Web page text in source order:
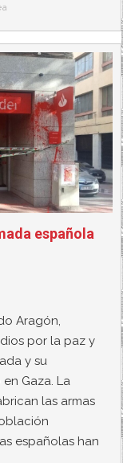
española
Aragón,
por la paz y
y su
Gaza. La
las armas
españolas han